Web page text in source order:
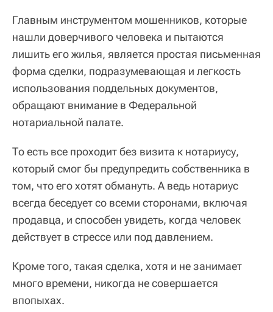
Главным инструментом мошенников, которые
нашли доверчивого человека и пытаются
лишить его жилья, является простая письменная
форма сделки, подразумевающая и легкость
использования поддельных документов,
обращают внимание в Федеральной
нотариальной палате.
То есть все проходит без визита к нотариусу,
который смог бы предупредить собственника в
том, что его хотят обмануть. А ведь нотариус
всегда беседует со всеми сторонами, включая
продавца, и способен увидеть, когда человек
действует в стрессе или под давлением.
Кроме того, такая сделка, хотя и не занимает
много времени, никогда не совершается
впопыхах.